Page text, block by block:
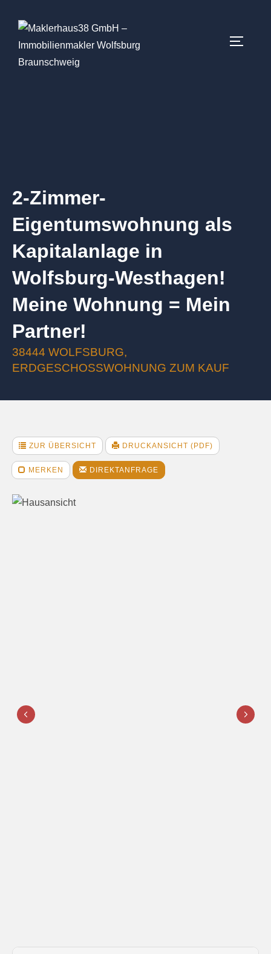
2-Zimmer-
Eigentumswohnung als
Kapitalanlage in
Wolfsburg-Westhagen!
Meine Wohnung = Mein
Partner!
38444 WOLFSBURG,
ERDGESCHOSSWOHNUNG ZUM KAUF
ZUR ÜBERSICHT DRUCKANSICHT (PDF)
MERKEN DIREKTANFRAGE